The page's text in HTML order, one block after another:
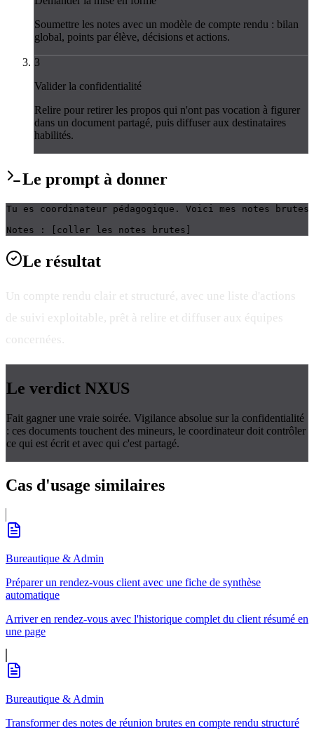
Soumettre les notes avec un modèle de compte rendu : bilan
global, points par élève, décisions et actions.
3
Valider la confidentialité
Relire pour retirer les propos qui n'ont pas vocation à figurer
dans un document partagé, puis diffuser aux destinataires
habilités.
Le prompt à donner
Tu es coordinateur pédagogique. Voici mes notes
Notes : [coller les notes brutes]
Le résultat
Un compte rendu clair et structuré, avec une liste d'actions
de suivi exploitable, prêt à relire et diffuser aux équipes
concernées.
Le verdict NXUS
Fait gagner une vraie soirée. Vigilance absolue sur la confidentialité
: ces documents touchent des mineurs, le coordinateur doit contrôler
ce qui est écrit et avec qui c'est partagé.
Cas d'usage similaires
Bureautique & Admin
Préparer un rendez-vous client avec une fiche de synthèse
automatique
Arriver en rendez-vous avec l'historique complet du client résumé en
une page
Bureautique & Admin
Transformer des notes de réunion brutes en compte rendu structuré